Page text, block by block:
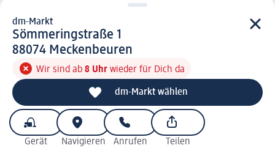
d m-Markt
dm-Markt
Sömmeringstraße 1
8 8 0 7 4
88074 Meckenbeuren
Wir sind ab 8 Uhr wieder für Dich da
dm-Markt wählen
Gerät
Navigieren Anrufen Teilen